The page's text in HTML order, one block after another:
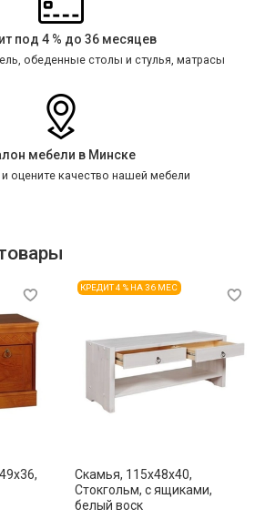
под 4 % до 36 месяцев
обеденные столы и стулья, матрасы
мебели в Минске
оцените качество нашей мебели
КРЕДИТ 4 % НА 36 МЕС
Скамья, 115x48x40,
Стокгольм, с ящиками,
белый воск